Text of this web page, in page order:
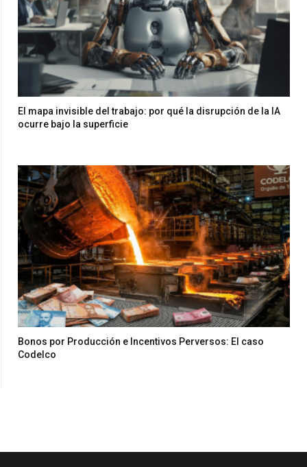
El mapa invisible del trabajo: por qué la disrupción de la IA
ocurre bajo la superficie
Bonos por Producción e Incentivos Perversos: El caso
Codelco